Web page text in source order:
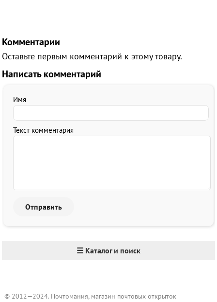
Комментарии
Оставьте первым комментарий к этому товару.
Написать комментарий
Имя
Текст комментария
☰ Каталог и поиск
© 2012—2024. Почтомания, магазин почтовых открыток